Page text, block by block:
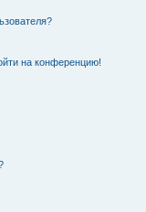
на конференцию!